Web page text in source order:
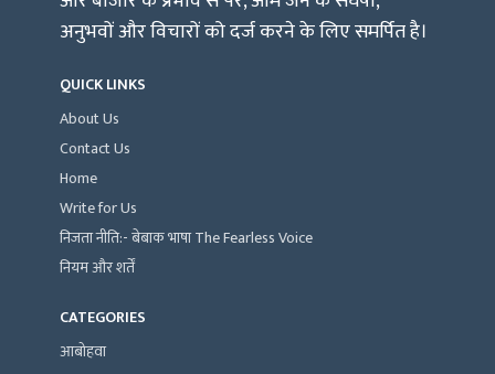
अनुभवों और विचारों को दर्ज करने के लिए समर्पित है।
QUICK LINKS
About Us
Contact Us
Home
Write for Us
निजता नीति:- बेबाक भाषा The Fearless Voice
नियम और शर्तें
CATEGORIES
आबोहवा